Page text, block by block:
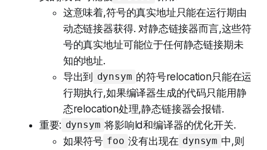
这意味着,符号的真实地址只能在运行期由
动态链接器获得. 对静态链接器而言,这些符
号的真实地址可能位于任何静态链接期未
知的地址.
导出到 dynsym 的符号relocation只能在运
行期执行,如果编译器生成的代码只能用静
态relocation处理,静态链接器会报错.
重要: dynsym 将影响ld和编译器的优化开关.
如果符号 foo 没有出现在 dynsym 中,则